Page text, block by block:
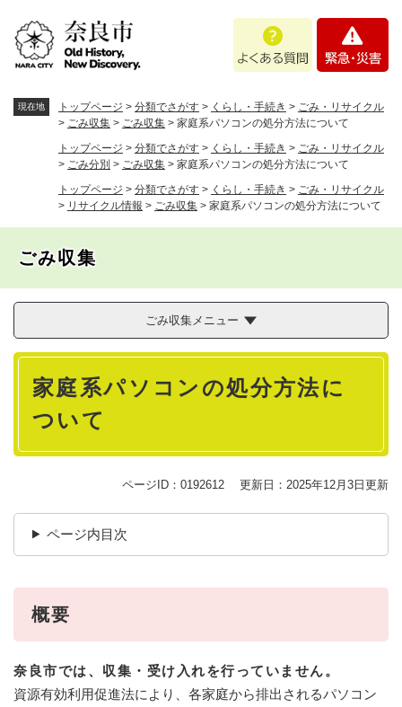
あ
問
・
現在地 トップページ > 分類でさがす > くらし・手続き > ごみ・リサイクル
> ごみ収集 > ごみ収集 > 家庭系パソコンの処分方法について
トップページ > 分類でさがす > くらし・手続き > ごみ・リサイクル
> ごみ分別 > ごみ収集 > 家庭系パソコンの処分方法について
トップページ > 分類でさがす > くらし・手続き > ごみ・リサイクル
> リサイクル情報 > ごみ収集 > 家庭系パソコンの処分方法について
ごみ収集
ごみ収集メニュー
本
家庭系パソコンの処分方法に
ついて
ページID：0192612 更新日：2025年12月3日更新
ページ内目次
概要
奈良市では、収集・受け入れを行っていません。
資源有効利用促進法により、各家庭から排出されるパソコン